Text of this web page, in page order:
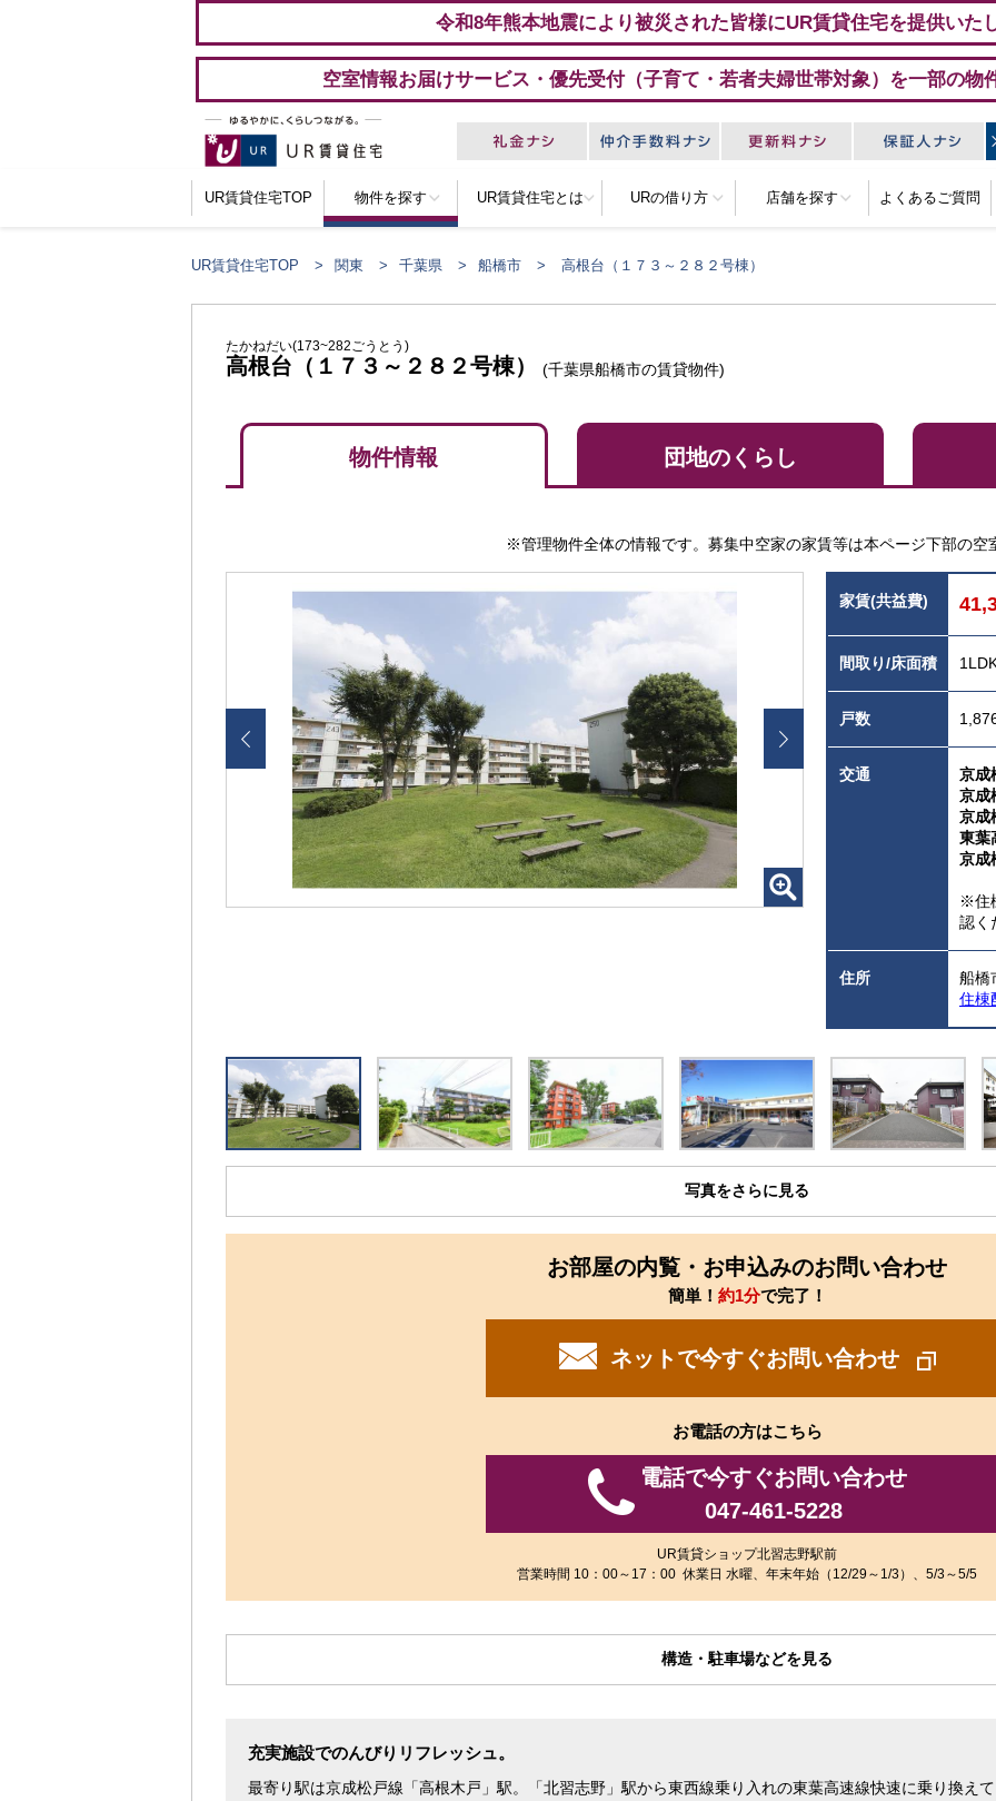
令和8年熊本地震により被災された皆様にUR賃貸住宅を提供いた
空室情報お届けサービス・優先受付（子育て・若者夫婦世帯対象）を一部の物
UR賃貸住宅TOP 物件を探す UR賃貸住宅とは URの借り方 店舗を探す よくあるご質問
UR賃貸住宅TOP 関東 千葉県 船橋市 高根台（１７３～２８２号棟）
高根台（１７３～２８２号棟）
たかねだい(173~282ごうとう)
(千葉県船橋市の賃貸物件)
物件情報 団地のくらし
※管理物件全体の情報です。募集中空家の家賃等は本ページ下部の空
ク
す
る
と、
拡
れ
家賃(共益費)
間取り/床面積
戸数
交通
京成
京成
京成
東葉
京成
※住
認く
住所
船橋
住棟
写真をさらに見る
お部屋の内覧・お申込みのお問い合わせ
簡単！ 約1分で完了！
ネットで今すぐお問い合わせ
お電話の方はこちら
電話で今すぐお問い合わせ
047-461-5228
UR賃貸ショップ北習志野駅前
営業時間 10：00～17：00 休業日 水曜、年末年始（12/29～1/3）、5/3～5/5
構造・駐車場などを見る
充実施設でのんびりリフレッシュ。
最寄り駅は京成松戸線「高根木戸」駅。「北習志野」駅から東西線乗り入れの東葉高速線快速に乗り換え